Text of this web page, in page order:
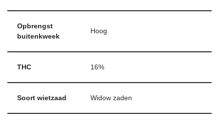
Opbrengst
buitenkweek
Hoog
THC 16%
Soort wietzaad Widow zaden